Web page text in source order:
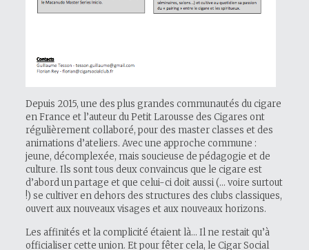
Depuis 2015, une des plus grandes communautés du cigare
en France et l’auteur du Petit Larousse des Cigares ont
régulièrement collaboré, pour des master classes et des
animations d’ateliers. Avec une approche commune :
jeune, décomplexée, mais soucieuse de pédagogie et de
culture. Ils sont tous deux convaincus que le cigare est
d’abord un partage et que celui-ci doit aussi (… voire surtout
!) se cultiver en dehors des structures des clubs classiques,
ouvert aux nouveaux visages et aux nouveaux horizons.
Les affinités et la complicité étaient là… Il ne restait qu’à
officialiser cette union. Et pour fêter cela, le Cigar Social